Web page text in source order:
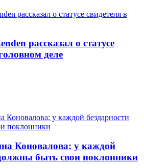
рассказал о статусе
деле
Коновалова: у каждой
быть свои поклонники